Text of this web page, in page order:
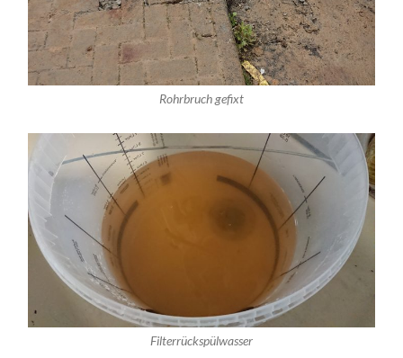
Rohrbruch gefixt
Filterrückspülwasser